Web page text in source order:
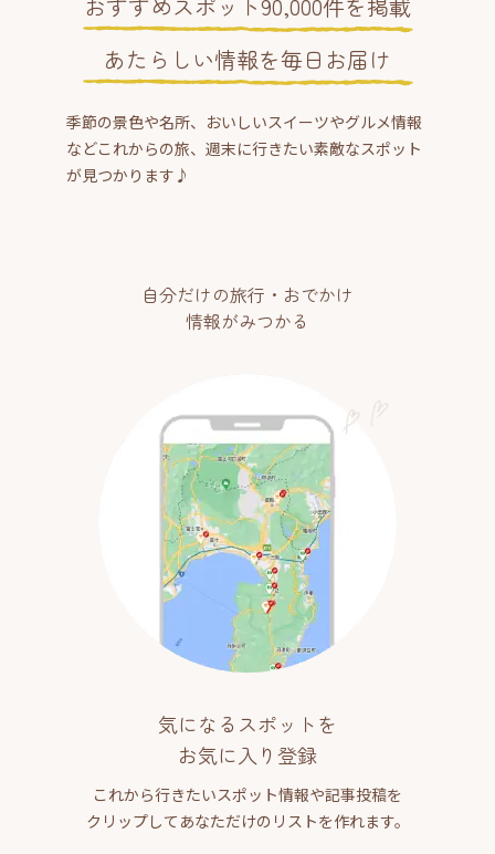
あたらしい情報を毎日お届け
季節の景色や名所、おいしいスイーツやグルメ情報
などこれからの旅、週末に行きたい素敵なスポット
が見つかります♪
自分だけの旅行・おでかけ
情報がみつかる
気になるスポットを
お気に入り登録
これから行きたいスポット情報や記事投稿を
クリップしてあなただけのリストを作れます。